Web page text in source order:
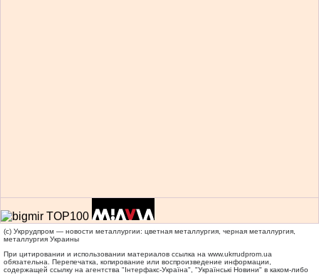
(c) Укррудпром — новости металлургии: цветная металлургия, черная металлургия,
металлургия Украины
При цитировании и использовании материалов ссылка на www.ukrrudprom.ua
обязательна. Перепечатка, копирование или воспроизведение информации,
содержащей ссылку на агентства "Iнтерфакс-Україна", "Українськi Новини" в каком-либо